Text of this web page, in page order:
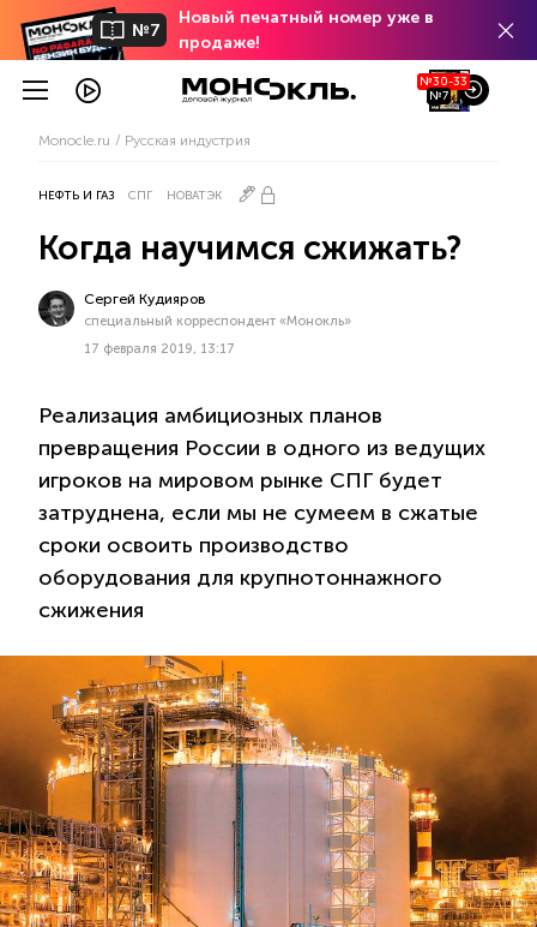
№7
Новый печатный номер уже в
продаже!
№30-33
№7
Monocle.ru Русская индустрия
НЕФТЬ И ГАЗ СПГ НОВАТЭК
Когда научимся сжижать?
Сергей Кудияров
специальный корреспондент «Монокль»
17 февраля 2019, 13:17
Реализация амбициозных планов
превращения России в одного из ведущих
игроков на мировом рынке СПГ будет
затруднена, если мы не сумеем в сжатые
сроки освоить производство
оборудования для крупнотоннажного
сжижения